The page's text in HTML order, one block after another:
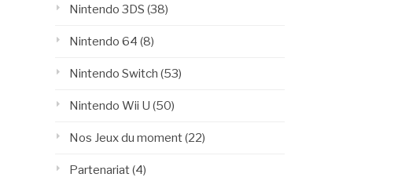
Nintendo 3DS (38)
Nintendo 64 (8)
Nintendo Switch (53)
Nintendo Wii U (50)
Nos Jeux du moment(22)
Partenariat(4)